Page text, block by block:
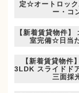
定☆オートロッ
ー・コ
【新着賃貸物件
室完備☆日当
【新着賃貸物件
3LDK スライドド
三面採